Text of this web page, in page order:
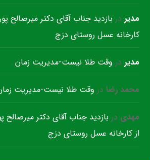
مدیر در بازدید جناب آقای دکتر میرصالح
کارخانه عسل روستای دزج
مدیر در وقت طلا نیست-مدیریت زمان
محمد رضا در وقت طلا نیست-مدیریت
مهدی در بازدید جناب آقای دکتر میرصالح
از کارخانه عسل روستای دزج